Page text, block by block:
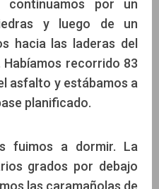
continuamos por un
y luego de un
hacia las laderas del
recorrido 83
asfalto y estábamos a
planificado.
fuimos a dormir. La
grados por debajo
las caramañolas de